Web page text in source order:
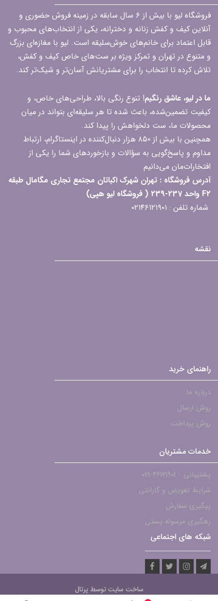
فروشگاه لیو با بیش از ۶ سال سابقه در زمینه فروش حضوری و
آنلاین کیف و کفش زنانه و دخترانه، یکی از انتخاب‌های محبوب و
قابل اعتماد برای خانم‌های خوش‌سلیقه است. لیو با مغازه‌ای بزرگ
و متنوع در تهران و تمرکز ویژه بر ست‌های خاص کیف و کفش،
تلاش کرده تا انتخاب را برای مشتریانش آسان‌تر و شیک‌تر کند.
ما در لیو، عاشق رنگیم! تنوع رنگی بالا، طراحی‌های خاص، و
کیفیت تضمین‌شده، باعث شده تا هر سلیقه‌ای بتواند در میان
محصولات ما، ست دلخواهش را پیدا کند.
همچنین با بیش از ۸۵۰ هزار دنبال‌کننده در اینستاگرام، ارتباط
مداوم و پاسخ‌گویی به سؤالات و بازخوردهای شما را یکی از
افتخارات‌مان می‌دانیم
آدرس فروشگاه : تهران شهرک اکباتان مجتمع تجاری مگامال طبقه
F2 واحد 237-239 ( فروشگاه لیو هپی)
شماره تلفن : ۰۲۱۴۶۱۲۱۹۰۱
نقشه
راهنمای خرید
درباره ما
روش ارسال
روش پرداخت
خدمات مشتریان
پشتیبانی - ۴۶۱۲۱۹۰۱-021
شرایط تعویض و گارانتی
پیگیری سفارش
رهگیری مرسوله پستی
شبکه های اجتماعی
ساخت سایت توسطپرتال